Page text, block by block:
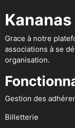
Kananas
Grace à notre
associations à se
organisation.
Gestion des
Billetterie